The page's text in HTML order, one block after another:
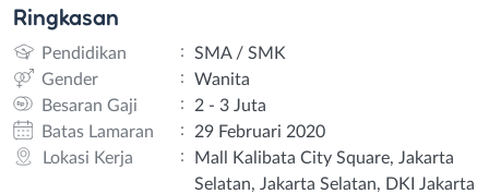
Ringkasan
Pendidikan :
SMA / SMK
Gender
:
Wanita
Besaran Gaji
:
2 - 3 Juta
Batas Lamaran
:
29 Februari 2020
Lokasi Kerja
:
Mall Kalibata City Square, Jakarta
Selatan, Jakarta Selatan, DKI Jakarta